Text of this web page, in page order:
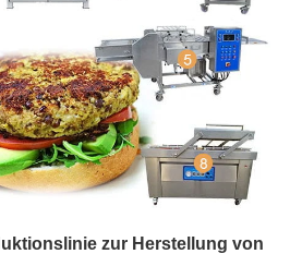
zur Herstellung von